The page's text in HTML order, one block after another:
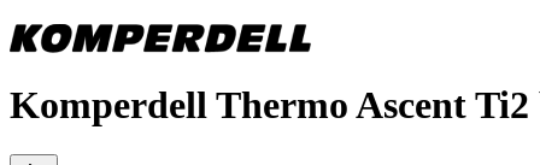
Komperdell Thermo Ascent Ti2